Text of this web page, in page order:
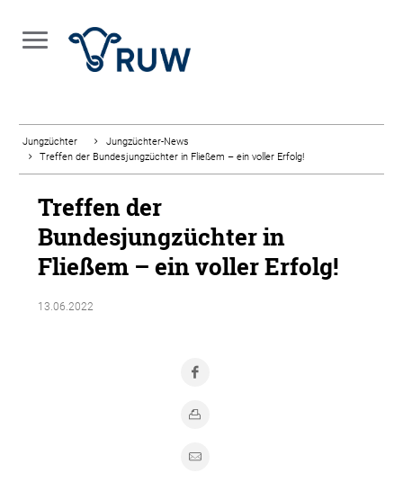
Jungzüchter
Jungzüchter-News
Treffen der Bundesjungzüchter in Fließem – ein voller Erfolg!
Treffen der
Bundesjungzüchter in
Fließem – ein voller Erfolg!
13.06.2022